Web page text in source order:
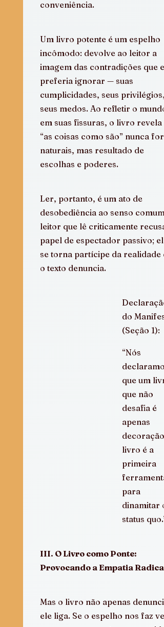
conveniência.
Um livro potente é um espelho
incômodo: devolve ao leitor a
imagem das contradições que
preferia ignorar — suas
cumplicidades, seus privilégios,
seus medos. Ao refletir o mundo
em suas fissuras, o livro revela
“as coisas como são” nunca
naturais, mas resultado de
escolhas e poderes.
Ler, portanto, é um ato de
desobediência ao senso
leitor que lê criticamente
papel de espectador passivo;
se torna partícipe da realidade
o texto denuncia.
do
(Seção 1):
“Nós
que um
que não
desafia é
apenas
livro é a
primeira
ferramenta
para
dinamitar o
status quo.”
III. O Livro como Ponte:
Provocando a Empatia Radical
Mas o livro não apenas
ele liga. Se o espelho nos faz